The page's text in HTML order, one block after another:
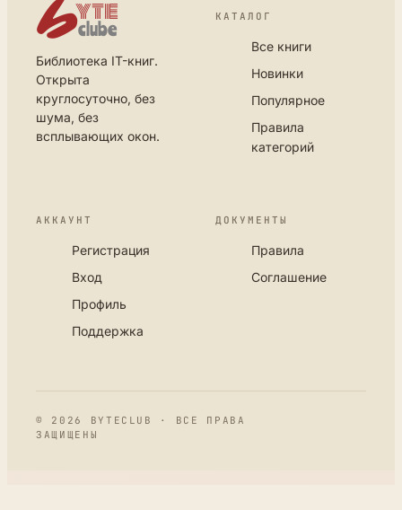
Библиотека IT-книг.
Открыта
круглосуточно, без
шума, без
всплывающих окон.
КАТАЛОГ
Все книги
Новинки
Популярное
Правила
категорий
АККАУНТ
Регистрация
Вход
Профиль
Поддержка
ДОКУМЕНТЫ
Правила
Соглашение
© 2026 BYTECLUB · ВСЕ ПРАВА
ЗАЩИЩЕНЫ